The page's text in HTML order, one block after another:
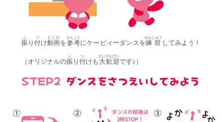
振
ふ
り 付
つ
け動画
どうが
を参考
さんこう
にケービィーダンスを練習
れんしゅう
してみよう！
（オリジナルの振
ふ
り 付
つ
けも 大歓迎
だいかんげい
です♪）